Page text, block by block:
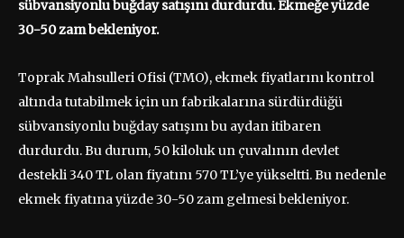
sübvansiyonlu buğday satışını durdurdu. Ekmeğe yüzde
30-50 zam bekleniyor.
Toprak Mahsulleri Ofisi (TMO), ekmek fiyatlarını kontrol
altında tutabilmek için un fabrikalarına sürdürdüğü
sübvansiyonlu buğday satışını bu aydan itibaren
durdurdu. Bu durum, 50 kiloluk un çuvalının devlet
destekli 340 TL olan fiyatını 570 TL’ye yükseltti. Bu nedenle
ekmek fiyatına yüzde 30-50 zam gelmesi bekleniyor.